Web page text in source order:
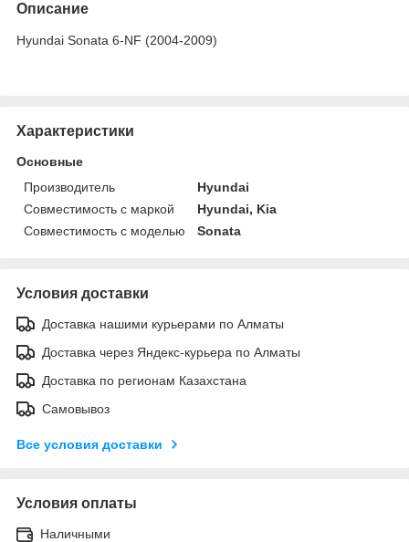
Описание
Hyundai Sonata 6-NF (2004-2009)
Характеристики
Основные
Производитель
Hyundai
Совместимость с маркой
Hyundai, Kia
Совместимость с моделью
Sonata
Условия доставки
Доставка нашими курьерами по Алматы
Доставка через Яндекс-курьера по Алматы
Доставка по регионам Казахстана
Самовывоз
Все условия доставки
Условия оплаты
Наличными